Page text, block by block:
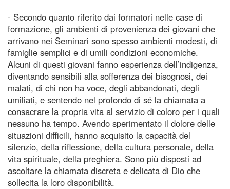
- Secondo quanto riferito dai formatori nelle case di
formazione, gli ambienti di provenienza dei giovani che
arrivano nei Seminari sono spesso ambienti modesti, di
famiglie semplici e di umili condizioni economiche.
Alcuni di questi giovani fanno esperienza dell’indigenza,
diventando sensibili alla sofferenza dei bisognosi, dei
malati, di chi non ha voce, degli abbandonati, degli
umiliati, e sentendo nel profondo di sé la chiamata a
consacrare la propria vita al servizio di coloro per i quali
nessuno ha tempo. Avendo sperimentato il dolore delle
situazioni difficili, hanno acquisito la capacità del
silenzio, della riflessione, della cultura personale, della
vita spirituale, della preghiera. Sono più disposti ad
ascoltare la chiamata discreta e delicata di Dio che
sollecita la loro disponibilità.